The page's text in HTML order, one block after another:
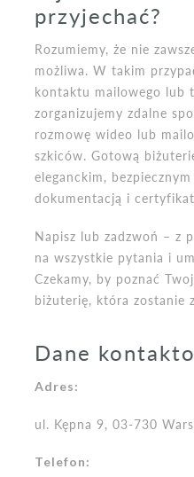
przyjechać?
Rozumiemy, że nie
możliwa. W takim
kontaktu mailowego lub
zorganizujemy zdalne
rozmowę wideo lub
szkiców. Gotową
eleganckim,
dokumentacją i
Napisz lub zadzwoń – z
na wszystkie pytania i
Czekamy, by poznać
biżuterię, która zostanie
Dane
Adres:
ul. Kępna 9, 03-730
Telefon: